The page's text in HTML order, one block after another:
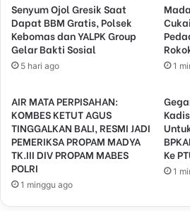
Senyum Ojol Gresik Saat
Dapat BBM Gratis, Polsek
Kebomas dan YALPK Group
Gelar Bakti Sosial
5 hari ago 1
AIR MATA PERPISAHAN:
KOMBES KETUT AGUS
TINGGALKAN BALI, RESMI JADI
PEMERIKSA PROPAM MADYA
TK.III DIV PROPAM MABES
POLRI
1 minggu ago
Ke
1